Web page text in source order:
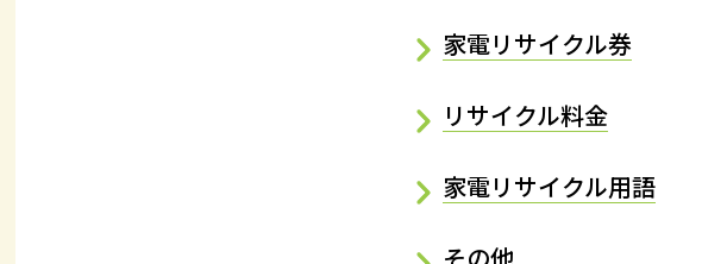
家電リサイクル券
リサイクル料金
家電リサイクル用語